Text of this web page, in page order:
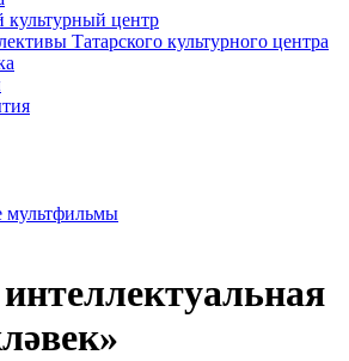
культурный центр
Татарского культурного центра
мультфильмы